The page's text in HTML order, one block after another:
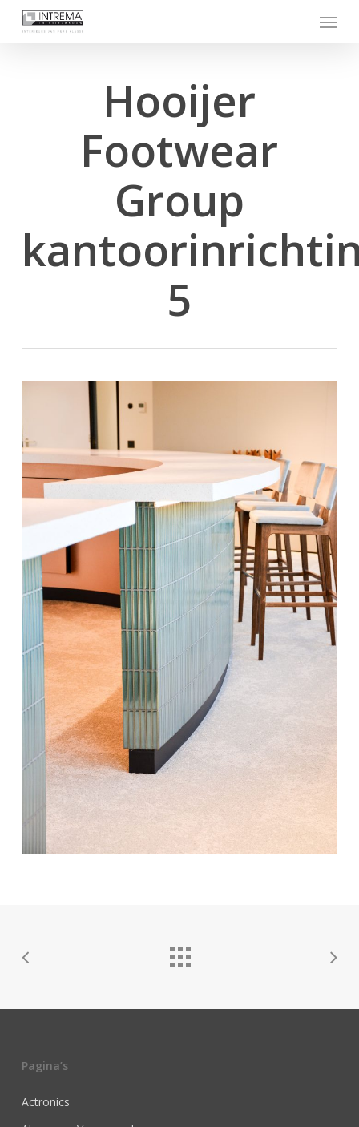
Menu
Hooijer
Footwear
Group
5
Pagina’s
Actronics